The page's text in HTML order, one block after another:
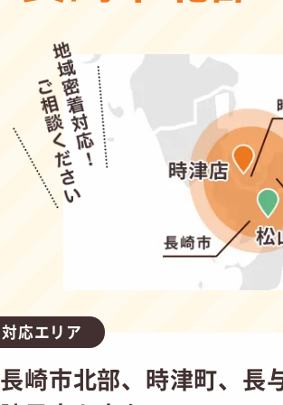
対応エリア
長崎市北部、時津町、長